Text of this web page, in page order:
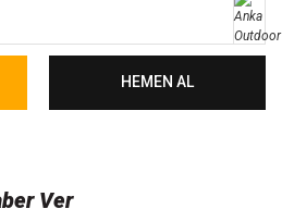
HEMEN AL